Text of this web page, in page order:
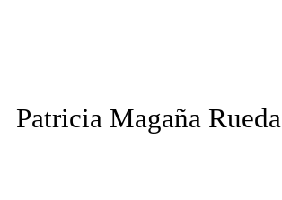
Patricia Magaña Rueda